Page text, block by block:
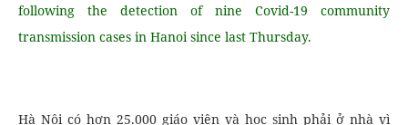
following the detection of nine Covid-19 community
transmission cases in Hanoi since last Thursday.
Hà Nội có hơn 25.000 giáo viên và học sinh phải ở nhà vì